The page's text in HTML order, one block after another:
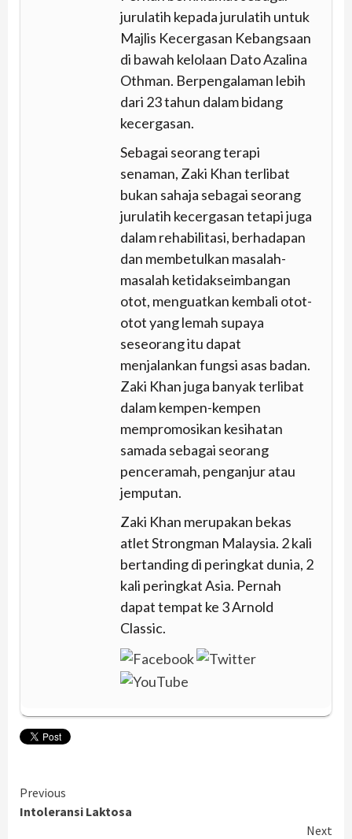
jurulatih kepada jurulatih untuk
Majlis Kecergasan Kebangsaan
di bawah kelolaan Dato Azalina
Othman. Berpengalaman lebih
dari 23 tahun dalam bidang
kecergasan.
Sebagai seorang terapi
senaman, Zaki Khan terlibat
bukan sahaja sebagai seorang
jurulatih kecergasan tetapi juga
dalam rehabilitasi, berhadapan
dan membetulkan masalah-
masalah ketidakseimbangan
otot, menguatkan kembali otot-
otot yang lemah supaya
seseorang itu dapat
menjalankan fungsi asas badan.
Zaki Khan juga banyak terlibat
dalam kempen-kempen
mempromosikan kesihatan
samada sebagai seorang
penceramah, penganjur atau
jemputan.
Zaki Khan merupakan bekas
atlet Strongman Malaysia. 2 kali
bertanding di peringkat dunia, 2
kali peringkat Asia. Pernah
dapat tempat ke 3 Arnold
Classic.
Continue
Reading
Previous
Intoleransi Laktosa
Next